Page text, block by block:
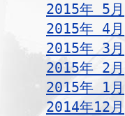
2015年 5月
2015年 4月
2015年 3月
2015年 2月
2015年 1月
2014年12月